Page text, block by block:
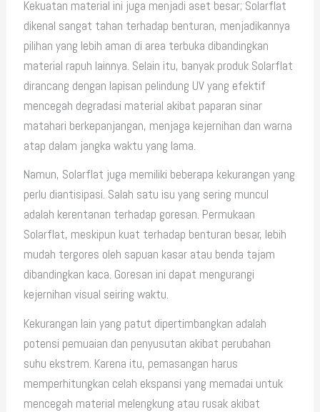
Kekuatan material ini juga menjadi aset besar; Solarflat
dikenal sangat tahan terhadap benturan, menjadikannya
pilihan yang lebih aman di area terbuka dibandingkan
material rapuh lainnya. Selain itu, banyak produk Solarflat
dirancang dengan lapisan pelindung UV yang efektif
mencegah degradasi material akibat paparan sinar
matahari berkepanjangan, menjaga kejernihan dan warna
atap dalam jangka waktu yang lama.
Namun, Solarflat juga memiliki beberapa kekurangan yang
perlu diantisipasi. Salah satu isu yang sering muncul
adalah kerentanan terhadap goresan. Permukaan
Solarflat, meskipun kuat terhadap benturan besar, lebih
mudah tergores oleh sapuan kasar atau benda tajam
dibandingkan kaca. Goresan ini dapat mengurangi
kejernihan visual seiring waktu.
Kekurangan lain yang patut dipertimbangkan adalah
potensi pemuaian dan penyusutan akibat perubahan
suhu ekstrem. Karena itu, pemasangan harus
memperhitungkan celah ekspansi yang memadai untuk
mencegah material melengkung atau rusak akibat